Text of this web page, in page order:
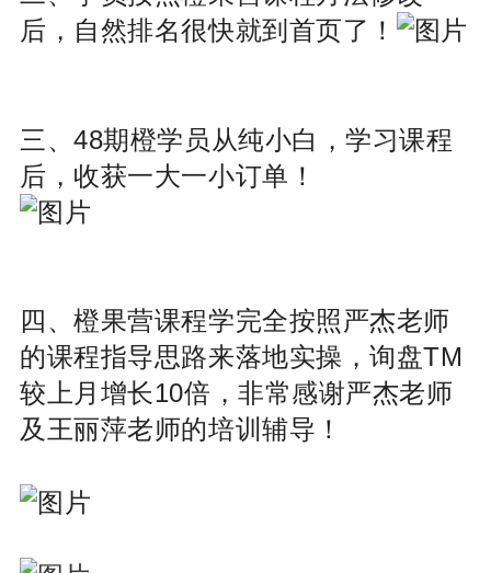
后，自然排名很快就到首页了！
三、48期橙学员从纯小白，学习课程
后，收获一大一小订单！
四、橙果营课程学完全按照严杰老师
的课程指导思路来落地实操，询盘TM
较上月增长10倍，非常感谢严杰老师
及王丽萍老师的培训辅导！